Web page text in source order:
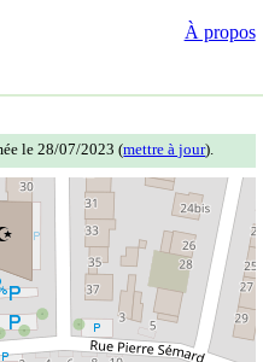
À propos
le 28/07/2023 (mettre à jour).